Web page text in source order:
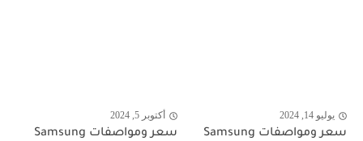
يوليو 14, 2024
سعر ومواصفات Samsung
أكتوبر 5, 2024
سعر ومواصفات Samsung